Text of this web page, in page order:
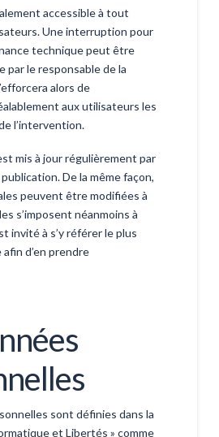
accessible à tout
Une interruption pour
technique peut être
le responsable de la
alors de
aux utilisateurs les
l’intervention.
mis à jour régulièrement par
De la même façon,
peuvent être modifiées à
s’imposent néanmoins à
invité à s’y référer le plus
d’en prendre
sont définies dans la
et Libertés » comme